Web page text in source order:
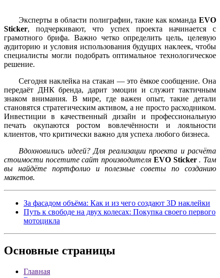
Эксперты в области полиграфии, такие как команда EVO
Sticker, подчеркивают, что успех проекта начинается с
грамотного брифа. Важно четко определить цель, целевую
аудиторию и условия использования будущих наклеек, чтобы
специалисты могли подобрать оптимальное технологическое
решение.
Сегодня наклейка на стакан — это ёмкое сообщение. Она
передаёт ДНК бренда, дарит эмоции и служит тактичным
знаком внимания. В мире, где важен опыт, такие детали
становятся стратегическим активом, а не просто расходником.
Инвестиции в качественный дизайн и профессиональную
печать окупаются ростом вовлечённости и лояльности
клиентов, что критически важно для успеха любого бизнеса.
Вдохновились идеей? Для реализации проекта и расчёта
стоимости посетите сайт производителя EVO Sticker . Там
вы найдёте портфолио и полезные советы по созданию
макетов.
За фасадом объёма: Как и из чего создают 3D наклейки
Путь к свободе на двух колесах: Покупка своего первого
мотоцикла
Основные страницы
Главная